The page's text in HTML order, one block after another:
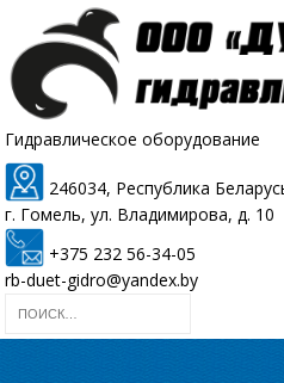
Гидравлическое оборудование
246034, Республика
г. Гомель, ул. Владимирова, д. 10
+375 232 56-34-05
rb-duet-gidro@yandex.by